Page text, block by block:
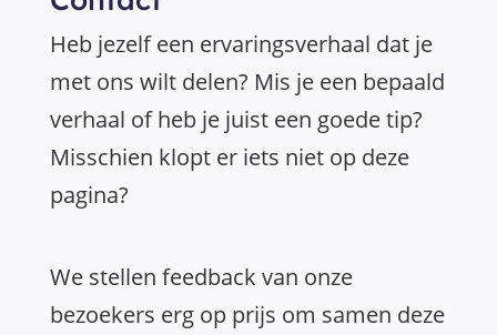
Heb jezelf een ervaringsverhaal dat je
met ons wilt delen? Mis je een bepaald
verhaal of heb je juist een goede tip?
Misschien klopt er iets niet op deze
pagina?
We stellen feedback van onze
bezoekers erg op prijs om samen deze